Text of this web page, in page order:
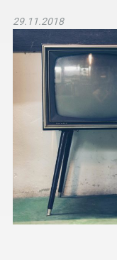
29.11.2018